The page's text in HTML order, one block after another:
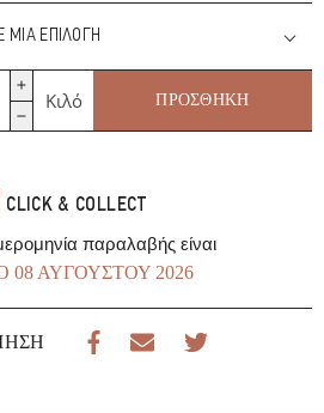
Κιλό ΠΡΟΣΘΉΚΗ
CLICK & COLLECT
παραλαβής είναι
08 ΑΥΓΟΎΣΤΟΥ 2026